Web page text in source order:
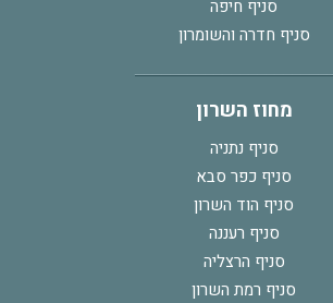
סניף חיפה
סניף חדרה והשומרון
מחוז השרון
סניף נתניה
סניף כפר סבא
סניף הוד השרון
סניף רעננה
סניף הרצליה
סניף רמת השרון